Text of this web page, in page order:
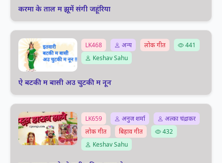
करमा के ताल म झूमें संगी जहूंरिया
LK468 अन्य लोक गीत
441
Keshav Sahu
ऐ बटकी म बासी अउ चुटकी म नून
LK659 अनुज शर्मा
अल्का चंद्राकर
लोक गीत
बिहाव गीत
432
Keshav Sahu